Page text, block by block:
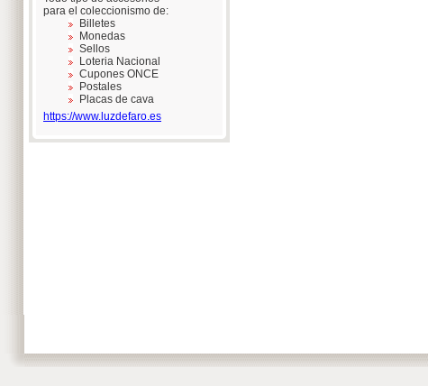
para el coleccionismo de:
Billetes
Monedas
Sellos
Loteria Nacional
Cupones ONCE
Postales
Placas de cava
https://www.luzdefaro.es